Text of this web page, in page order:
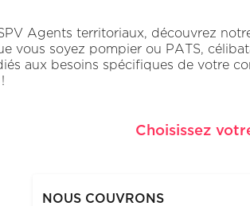
Agents territoriaux, découvrez
vous soyez pompier ou PATS,
aux besoins spécifiques de votre
Choisissez
NOUS COUVRONS